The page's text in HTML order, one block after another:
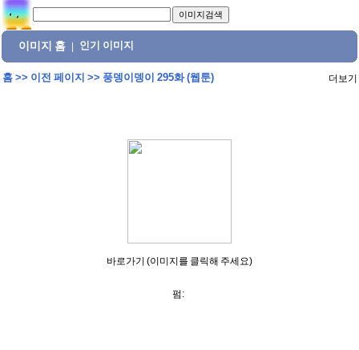
이미지 홈 인기 이미지
홈>> 이전 페이지 >> 풍뎅이뎅이 295화 (웹툰) 더보기
바로가기 (이미지를 클릭해 주세요)
펌: